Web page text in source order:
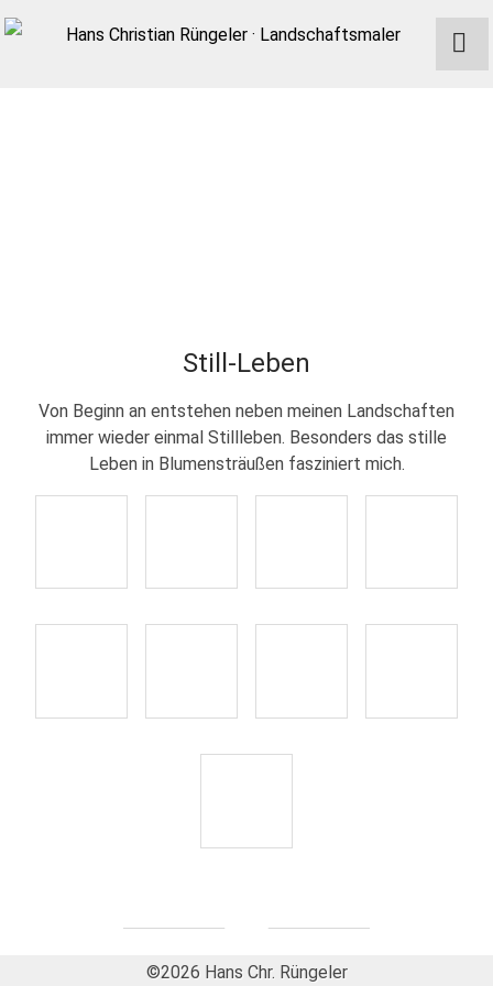
Still-Leben
Von Beginn an entstehen neben meinen Landschaften
immer wieder einmal Stillleben. Besonders das stille
Leben in Blumensträußen fasziniert mich.
©2026 Hans Chr. Rüngeler